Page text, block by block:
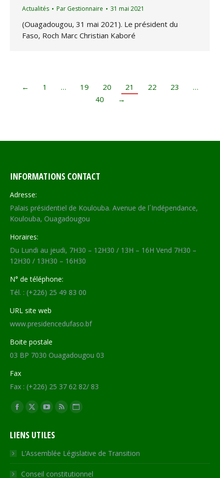
Actualités Par Gestionnaire 31 mai 2021
(Ouagadougou, 31 mai 2021). Le président du
Faso, Roch Marc Christian Kaboré
← 1 … 19 20 21 22 23
…
40
→
INFORMATIONS CONTACT
Adresse:
Palais présidentiel de Koulouba. Avenue de l´Indépendance,
Koulouba, Ouagadougou
Horaires:
Du Lundi au jeudi, 7H30 – 12H30 / 13H – 16H Vend 7H30 –
12H30 / 13H30 – 16H30
N° de téléphone:
Tél. : (+226) 25 49 83 00
URL site web
www.presidencedufaso.bf
Boite postale
03 BP 7030 Ouagadougou 03
Fax
Fax : (+226) 25 37 62 82/ 83
Trouvez nous sur :
Facebook
opens
in
new
window
X
opens
in
new
window
YouTube
opens
in
new
window
RSS
in
new
window
Site
opens
in
new
LIENS UTILES
L’Assemblée Législative de Transition
Conseil constitutionnel